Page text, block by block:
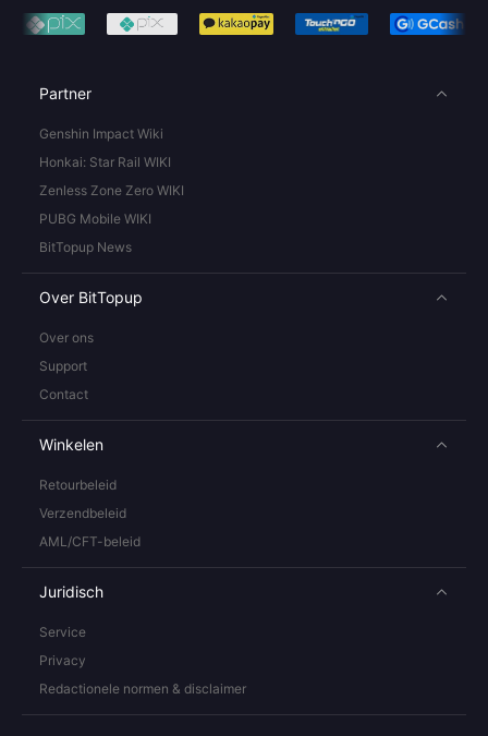
Partner
Genshin Impact Wiki
Honkai: Star Rail WIKI
Zenless Zone Zero WIKI
PUBG Mobile WIKI
BitTopup News
Over BitTopup
Over ons
Support
Contact
Winkelen
Retourbeleid
Verzendbeleid
AML/CFT-beleid
Juridisch
Service
Privacy
Redactionele normen & disclaimer